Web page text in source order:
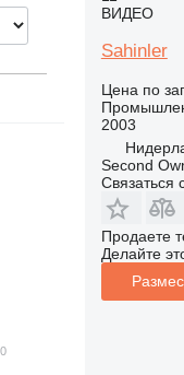
ВИДЕО
Sahinler
Цена по
2003
Second
Связаться
Продаете
Делайте